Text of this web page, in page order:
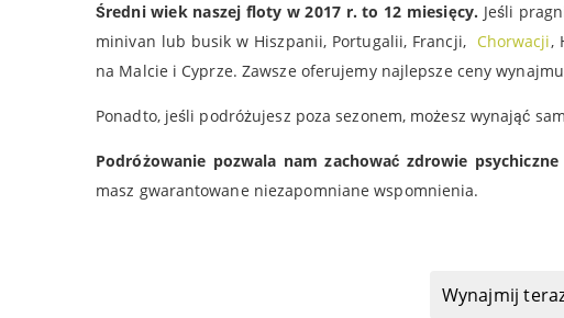
Średni wiek naszej floty w 2017 r. to 12 miesięcy. Jeśli
minivan lub busik w Hiszpanii, Portugalii, Francji, Chorwacji,
na Malcie i Cyprze. Zawsze oferujemy najlepsze ceny
Ponadto, jeśli podróżujesz poza sezonem, możesz wynająć
Podróżowanie pozwala nam zachować zdrowie psychiczne
masz gwarantowane niezapomniane wspomnienia.
Wynajmij